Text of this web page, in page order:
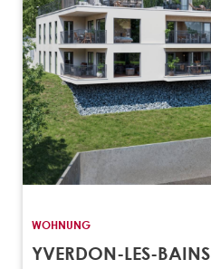
WOHNUNG
YVERDON-LES-BAINS